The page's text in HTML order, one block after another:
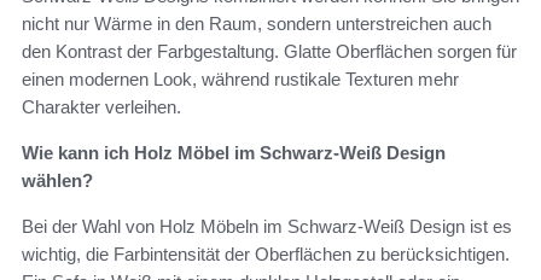
nicht nur Wärme in den Raum, sondern unterstreichen auch
den Kontrast der Farbgestaltung. Glatte Oberflächen sorgen für
einen modernen Look, während rustikale Texturen mehr
Charakter verleihen.
Wie kann ich Holz Möbel im Schwarz-Weiß Design
wählen?
Bei der Wahl von Holz Möbeln im Schwarz-Weiß Design ist es
wichtig, die Farbintensität der Oberflächen zu berücksichtigen.